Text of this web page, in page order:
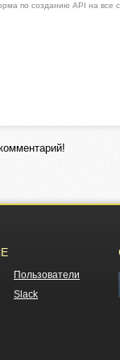
по созданию API на все
Пользователи
Slack